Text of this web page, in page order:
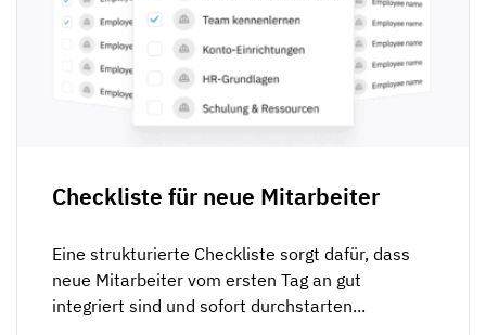
Checkliste für neue Mitarbeiter
Eine strukturierte Checkliste sorgt dafür, dass
neue Mitarbeiter vom ersten Tag an gut
integriert sind und sofort durchstarten...